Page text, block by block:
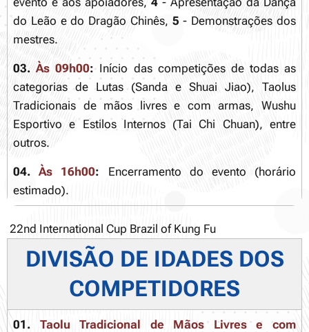
do Leão e do Dragão Chinês, 5 - Demonstrações dos
mestres.
03.Às 09h00: Início das competições de todas as
categorias de Lutas (Sanda e Shuai Jiao), Taolus
Tradicionais de mãos livres e com armas, Wushu
Esportivo e Estilos Internos (Tai Chi Chuan), entre
outros.
04.Às 16h00: Encerramento do evento (horário
estimado).
22nd International Cup Brazil of Kung Fu
DIVISÃO DE IDADES DOS
COMPETIDORES
01. Taolu Tradicional de Mãos Livres e com